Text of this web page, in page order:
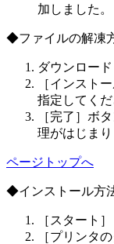
加しました。
◆ファイルの解凍
ダウンロー
［インスト
指定してくだ
［完了］ボ
理がはじまり
ページトップへ
◆インストール方
［スタート
［プリンタ